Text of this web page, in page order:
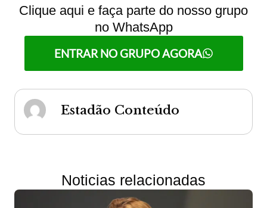
Clique aqui e faça parte do nosso grupo
no WhatsApp
ENTRAR NO GRUPO AGORA
Estadão Conteúdo
Noticias relacionadas